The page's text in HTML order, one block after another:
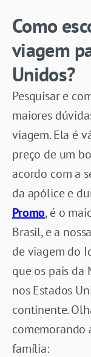
Como
viagem
Unidos?
Pesquisar e
maiores
viagem. Ela é
preço de um
acordo com a
da apólice e
Promo, é o
Brasil, e a
de viagem do
que os pais da
nos Estados
continente.
comemorando
família: